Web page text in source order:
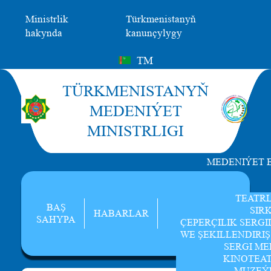
Ministrlik
hakynda
Türkmenistanyň
kanunçylygy
TM
TÜRKMENISTANYŇ
MEDENIÝET
MINISTRLIGI
BAŞ
SAHYPA
HABARLAR
MEDENIÝET
ÇEPERÇILIK
WE
SERGI